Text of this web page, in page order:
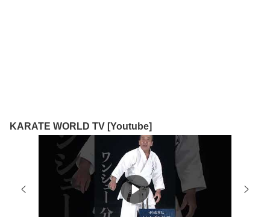
KARATE WORLD TV [Youtube]